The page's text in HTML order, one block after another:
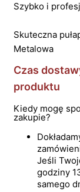
Szybko i
Skuteczna
Metalowa
Czas
produktu
Kiedy mogę
zakupie?
Jeśli
godziny
samego